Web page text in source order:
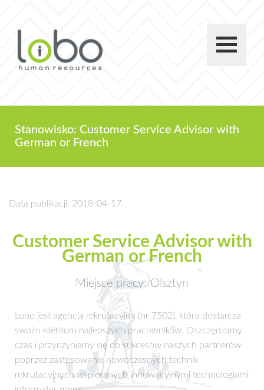
Stanowisko: Customer Service Advisor with
German or French
Data publikacji: 2018-04-17
Customer Service Advisor with
German or French
Miejsce pracy: Olsztyn
Lobo jest agencją rekrutacyjną (nr 7502), która dostarcza
swoim klientom najlepszych pracowników. Oszczędzamy
czas i przyczyniamy się do sukcesów naszych partnerów
poprzez zastosowanie nowoczesnych technik
rekrutacyjnych wspieranych innowacyjnymi technologiami